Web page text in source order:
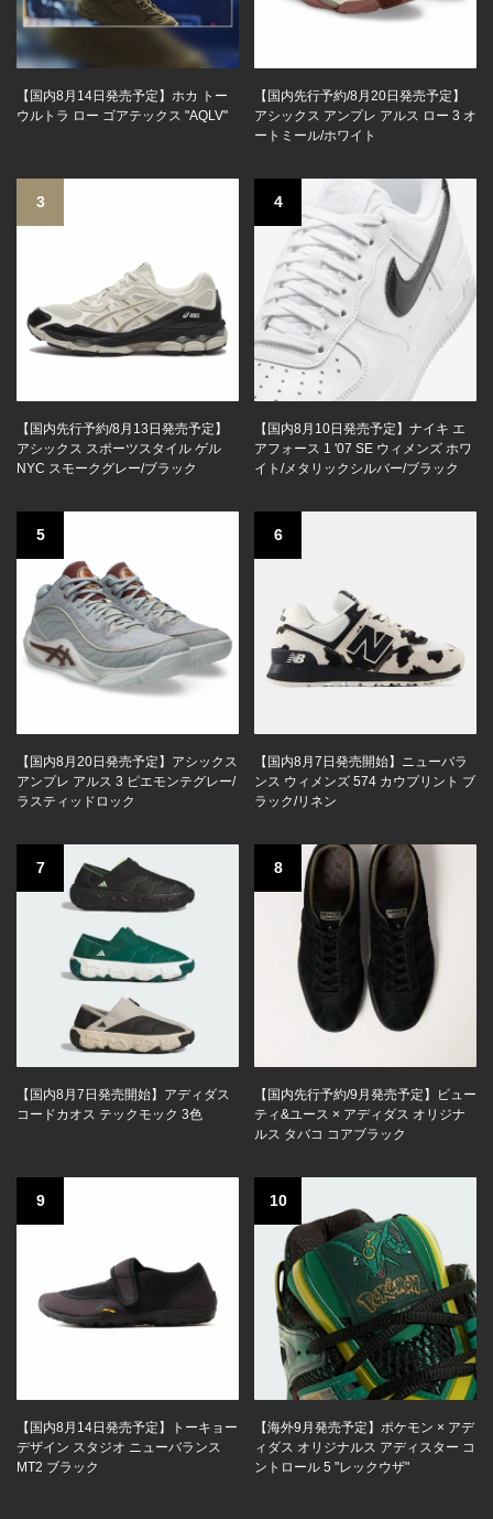
【国内8月14日発売予定】ホカ トー
ウルトラ ロー ゴアテックス "AQLV"
【国内先行予約/8月20日発売予定】
アシックス アンプレ アルス ロー 3 オ
ートミール/ホワイト
3
【国内先行予約/8月13日発売予定】
アシックス スポーツスタイル ゲル
NYC スモークグレー/ブラック
4
【国内8月10日発売予定】ナイキ エ
アフォース 1 '07 SE ウィメンズ ホワ
イト/メタリックシルバー/ブラック
5
【国内8月20日発売予定】アシックス
アンプレ アルス 3 ピエモンテグレー/
ラスティッドロック
6
【国内8月7日発売開始】ニューバラ
ンス ウィメンズ 574 カウプリント ブ
ラック/リネン
7
【国内8月7日発売開始】アディダス
コードカオス テックモック 3色
8
【国内先行予約/9月発売予定】ビュー
ティ&ユース × アディダス オリジナ
ルス タバコ コアブラック
9
【国内8月14日発売予定】トーキョー
デザイン スタジオ ニューバランス
MT2 ブラック
10
【海外9月発売予定】ポケモン × アデ
ィダス オリジナルス アディスター コ
ントロール 5 "レックウザ"